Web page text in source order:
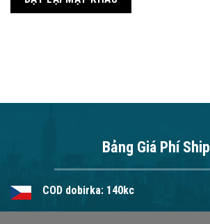
Bảng Giá Phí Ship
COD dobirka: 140kc